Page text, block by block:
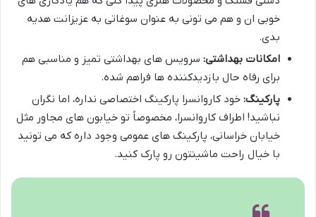
خوبی ان و هم می تونی به عنوان سوغاتی به عزیزانت هدیه
بدی.
امکانات بهداشتی: سرویس های بهداشتی تمیز و مناسبی هم
برای رفاه حال بازدیدکننده ها فراهم شده.
پارکینگ: خود کاروانسرا پارکینگ اختصاصی نداره، اما نگران
نباشید! اطراف کاروانسرا، مخصوصاً تو خیابون های مجاور مثل
خیابان خراسانی، پارکینگ های عمومی وجود داره که می تونید
با خیال راحت ماشینتون رو پارک کنید.